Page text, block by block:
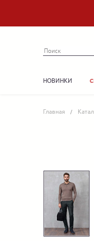
НОВИНКИ
Главная